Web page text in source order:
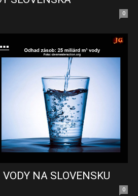
0
NA SLOVENSKU
0